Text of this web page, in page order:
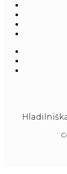
At our